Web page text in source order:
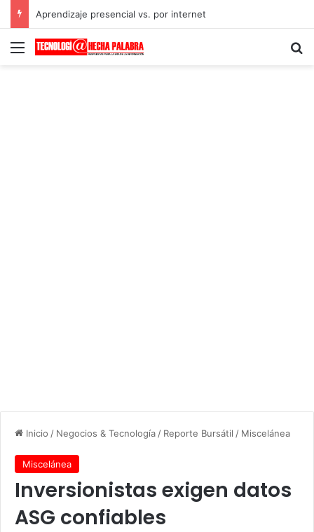
Aprendizaje presencial vs. por internet
Menú
Inicio / Negocios & Tecnología / Reporte Bursátil / Miscelánea
Miscelánea
Inversionistas exigen datos
ASG confiables